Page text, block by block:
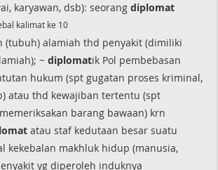
karyawan, dsb): seorang diplomat
kalimat ke 10
(tubuh) alamiah thd penyakit (dimiliki
~ diplomatik Pol pembebasan
hukum (spt gugatan proses kriminal,
atau thd kewajiban tertentu (spt
barang bawaan) krn
atau staf kedutaan besar suatu
kekebalan makhluk hidup (manusia,
yg diperoleh induknya